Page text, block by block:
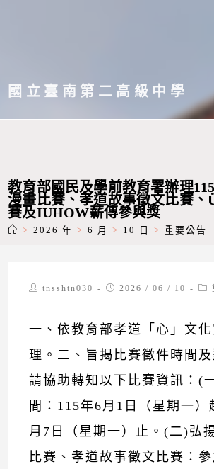
主國立臺南第二高級中學
教育部國民及學前教育署辦理
漫畫比賽、孝道故事徵文比賽、
賽及IUHOW薪傳參與獎
> 2026 年 > 6 月 > 10 日 > 重要公告
Posttnsshtn030
Post2026 / 06 / 10
一、依教育部孝道「心」文
理。二、旨揭比賽徵件時間及
請協助轉知以下比賽資訊：(
間：115年6月1日（星期一）
月7日（星期一）止。(二)弘
比賽、孝道故事徵文比賽：